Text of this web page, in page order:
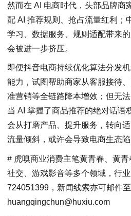
然而在 AI 电商时代，头部品牌商
配 AI 推荐规则、抢占流量红利；
学习、数据服务、规则适配带来
会被进一步挤压。
即便抖音电商持续优化算法分发
能力，试图帮助商家从客服接待
准营销等全链路降本增效；但无
当 AI 掌握了商品推荐的绝对话语
会从打磨产品、提升服务，转向
流量倾斜，或许会导致电商生态陷
# 虎嗅商业消费主笔黄青春、黄
社交、游戏影音等多个领域，行业
724051399，新闻线索亦可邮件至
huangqingchun@huxiu.com